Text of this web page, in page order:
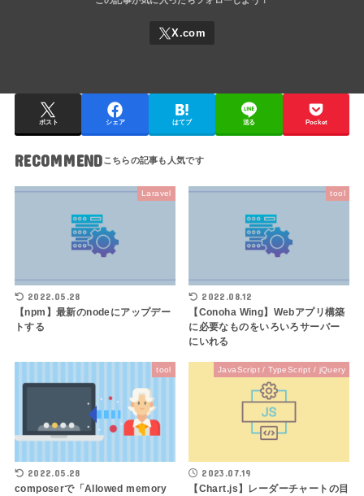
ポスト シェア はてブ 送る Pocket
RECOMMEND
Laravel
2022.05.28
【npm】最新のnodeにアップデー
トする
tool
2022.08.12
【Conoha Wing】Webアプリ構築
に必要なものをいろいろサーバー
にいれる
tool
2022.05.28
composerで「Allowed memory
JavaScript / TypeScript / jQuery
2023.07.19
【Chart.js】レーダーチャートの目